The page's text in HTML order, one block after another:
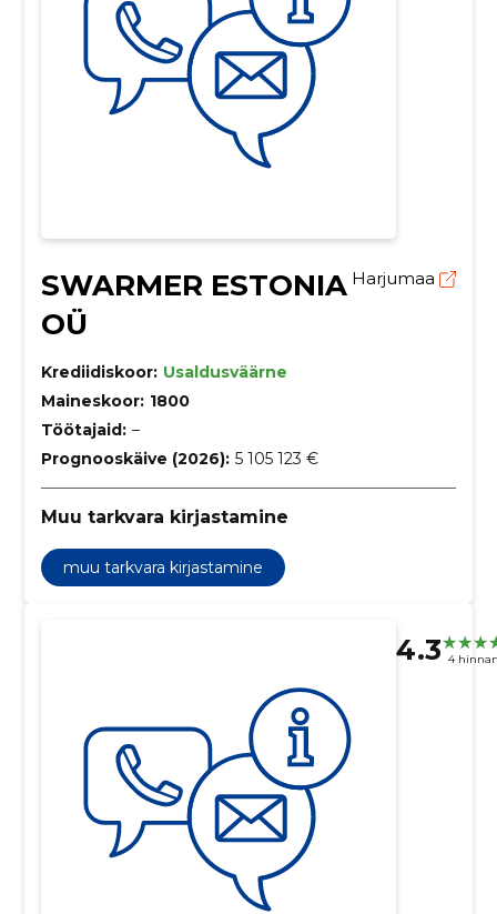
SWARMER ESTONIA
OÜ
Harjumaa
Krediidiskoor: Usaldusväärne
Maineskoor: 1800
Töötajaid: –
Prognooskäive (2026): 5 105 123 €
Muu tarkvara kirjastamine
muu tarkvara kirjastamine
4.3 4